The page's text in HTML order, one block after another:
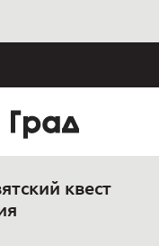
квест